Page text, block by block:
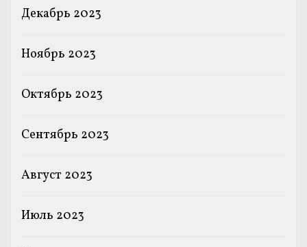
Декабрь 2023
Ноябрь 2023
Октябрь 2023
Сентябрь 2023
Август 2023
Июль 2023